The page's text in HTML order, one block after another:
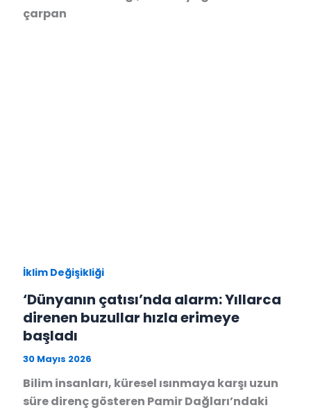
çarpan
İklim Değişikliği
‘Dünyanın çatısı’nda alarm: Yıllarca
direnen buzullar hızla erimeye
başladı
30 Mayıs 2026
Bilim insanları, küresel ısınmaya karşı uzun
süre direnç gösteren Pamir Dağları’ndaki